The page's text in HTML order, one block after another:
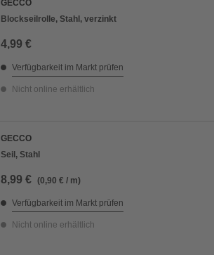
GECCO
Blockseilrolle, Stahl, verzinkt
4,99 €
Verfügbarkeit im Markt prüfen
Nicht online erhältlich
GECCO
Seil, Stahl
8,99 € (0,90 € / m)
Verfügbarkeit im Markt prüfen
Nicht online erhältlich